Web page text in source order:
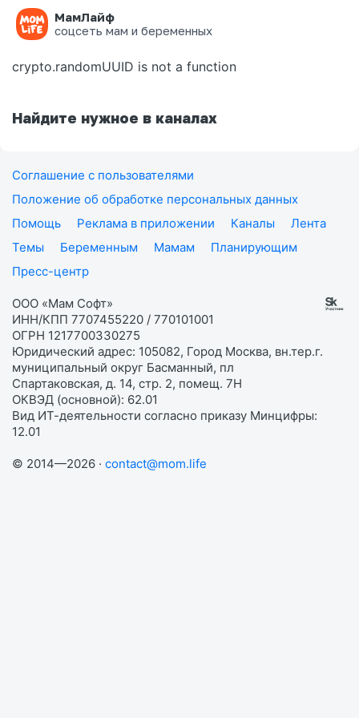
МамЛайф
соцсеть мам и беременных
Ошибка на странице
crypto.randomUUID is not a function
Найдите нужное в каналах
Соглашение с пользователями
Положение об обработке персональных данных
Помощь
Реклама в приложении Каналы
Лента
Темы
Беременным Мамам
Планирующим
Пресс-центр
ООО «Мам Софт»
ИНН/КПП 7707455220 / 770101001
ОГРН 1217700330275
Юридический адрес: 105082, Город Москва, вн.тер.г.
муниципальный округ Басманный, пл
Спартаковская, д. 14, стр. 2, помещ. 7Н
ОКВЭД (основной): 62.01
Вид ИТ-деятельности согласно приказу Минцифры:
12.01
© 2014—2026 · contact@mom.life